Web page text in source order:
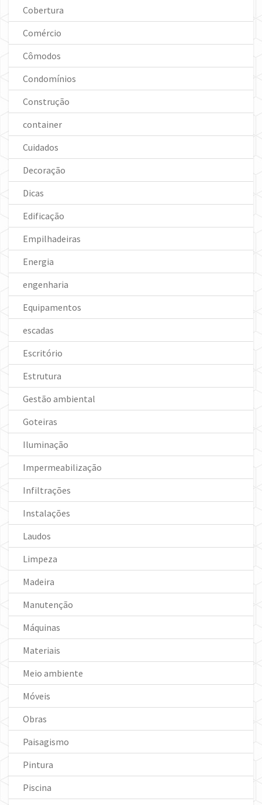
Cobertura
Comércio
Cômodos
Condomínios
Construção
container
Cuidados
Decoração
Dicas
Edificação
Empilhadeiras
Energia
engenharia
Equipamentos
escadas
Escritório
Estrutura
Gestão ambiental
Goteiras
Iluminação
Impermeabilização
Infiltrações
Instalações
Laudos
Limpeza
Madeira
Manutenção
Máquinas
Materiais
Meio ambiente
Móveis
Obras
Paisagismo
Pintura
Piscina